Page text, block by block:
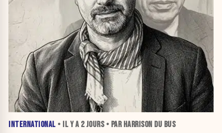
INTERNATIONAL • IL Y A 2 JOURS• PAR HARRISON DU BUS